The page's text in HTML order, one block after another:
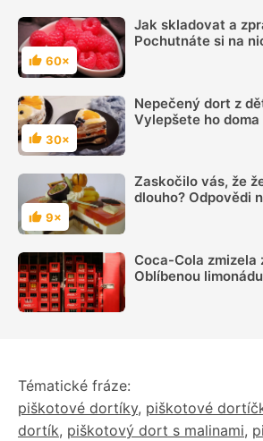
Hodnocení
60×
Jak skladovat a
Pochutnáte si na
Hodnocení
30×
Nepečený dort z
Vylepšete ho
Hodnocení
9×
Zaskočilo vás, že
dlouho? Odpovědi
Coca-Cola zmizela
Oblíbenou
Tématické fráze:
piškotové dortíky, piškotové
dortík, piškotový dort s malinami,